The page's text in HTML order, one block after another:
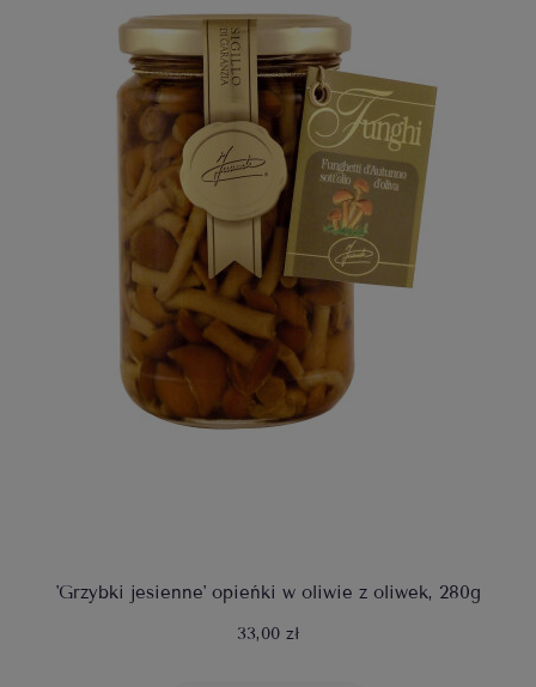
'Grzybki jesienne' opieńki w oliwie z oliwek, 280g
33,00 zł